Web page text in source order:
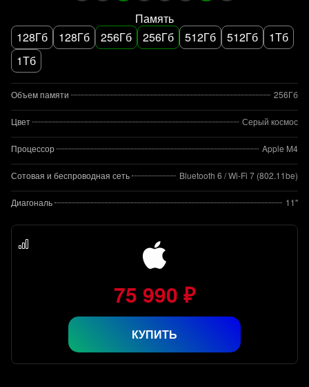
Память
128Гб
128Гб 256Гб 256Гб 512Гб 512Гб
1Тб
1Тб
Объем памяти 256Гб
Цвет Серый космос
Процессор Apple M4
Сотовая и беспроводная сеть Bluetooth 6 / Wi‑Fi 7 (802.11be)
Диагональ 11"
75 990 ₽
КУПИТЬ